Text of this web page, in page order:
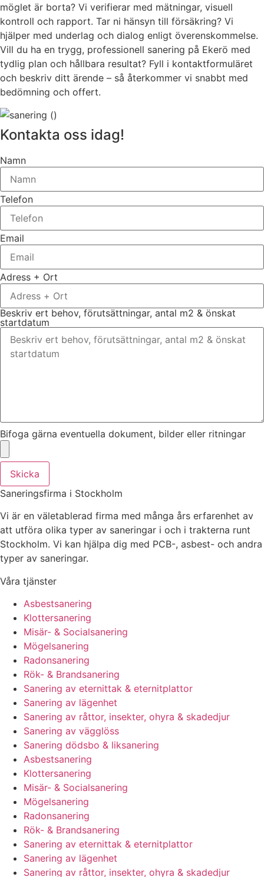
möglet är borta? Vi verifierar med mätningar, visuell
kontroll och rapport. Tar ni hänsyn till försäkring? Vi
hjälper med underlag och dialog enligt överenskommelse.
Vill du ha en trygg, professionell sanering på Ekerö med
tydlig plan och hållbara resultat? Fyll i kontaktformuläret
och beskriv ditt ärende – så återkommer vi snabbt med
bedömning och offert.
Kontakta oss idag!
Namn
Telefon
Email
Adress + Ort
Beskriv ert behov, förutsättningar, antal m2 & önskat
startdatum
Bifoga gärna eventuella dokument, bilder eller ritningar
Skicka
Saneringsfirma i Stockholm
Vi är en väletablerad firma med många års erfarenhet av
att utföra olika typer av saneringar i och i trakterna runt
Stockholm. Vi kan hjälpa dig med PCB-, asbest- och andra
typer av saneringar.
Våra tjänster
Asbestsanering
Klottersanering
Misär- & Socialsanering
Mögelsanering
Radonsanering
Rök- & Brandsanering
Sanering av eternittak & eternitplattor
Sanering av lägenhet
Sanering av råttor, insekter, ohyra & skadedjur
Sanering av vägglöss
Sanering dödsbo & liksanering
Asbestsanering
Klottersanering
Misär- & Socialsanering
Mögelsanering
Radonsanering
Rök- & Brandsanering
Sanering av eternittak & eternitplattor
Sanering av lägenhet
Sanering av råttor, insekter, ohyra & skadedjur